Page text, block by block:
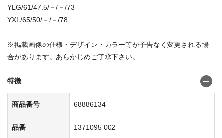
YLG/61/47.5/－/－/73
YXL/65/50/－/－/78
※掲載画像の仕様・デザイン・カラー等が予告なく変更される場
合があります。あらかじめご了承下さい。
特徴
商品番号 68886134
品番 1371095 002